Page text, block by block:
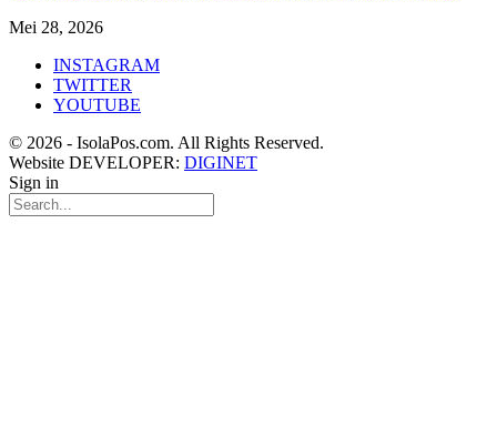
Mei 28, 2026
INSTAGRAM
TWITTER
YOUTUBE
© 2026 - IsolaPos.com. All Rights Reserved.
Website DEVELOPER: DIGINET
Sign in